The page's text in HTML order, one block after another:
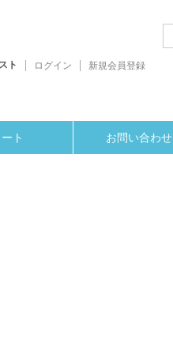
ト ログイン 新規会員登録
ト お問い合わせ